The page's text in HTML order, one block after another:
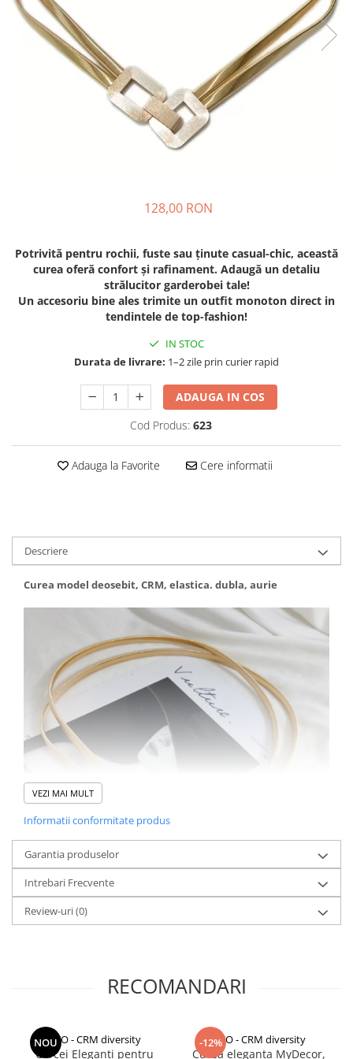
128,00 RON
Potrivită pentru rochii, fuste sau ținute casual-chic, această
curea oferă confort și rafinament. Adaugă un detaliu
strălucitor garderobei tale!
Un accesoriu bine ales trimite un outfit monoton direct in
tendintele de top-fashion!
IN STOC
Durata de livrare: 1–2 zile prin curier rapid
ADAUGA IN COS
Cod Produs: 623
Adauga la Favorite Cere informatii
Descriere
Curea model deosebit, CRM, elastica. dubla, aurie
Cureaua este accesoriul esential al garderobei tale, avand atat rol
nevoie pentru piesele cool din garderoba ta. Totodata aceasta
tendintele de top-fashion!
VEZI MAI MULT
Informatii conformitate produs
Garantia produselor
Intrebari Frecvente
Review-uri(0)
RECOMANDARI
NOUCCO - CRM diversity
Cercei Eleganți pentru
-12%CCO - CRM diversity
Curea eleganta MyDecor,